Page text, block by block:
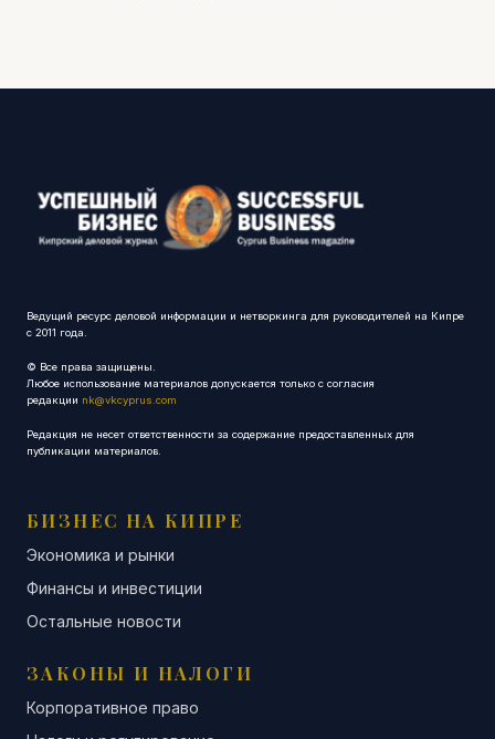
Ведущий ресурс деловой информации и нетворкинга для руководителей на Кипре
с 2011 года.
© Все права защищены.
Любое использование материалов допускается только с согласия
редакции nk@vkcyprus.com
Редакция не несет ответственности за содержание предоставленных для
публикации материалов.
БИЗНЕС НА КИПРЕ
Экономика и рынки
Финансы и инвестиции
Остальные новости
ЗАКОНЫ И НАЛОГИ
Корпоративное право